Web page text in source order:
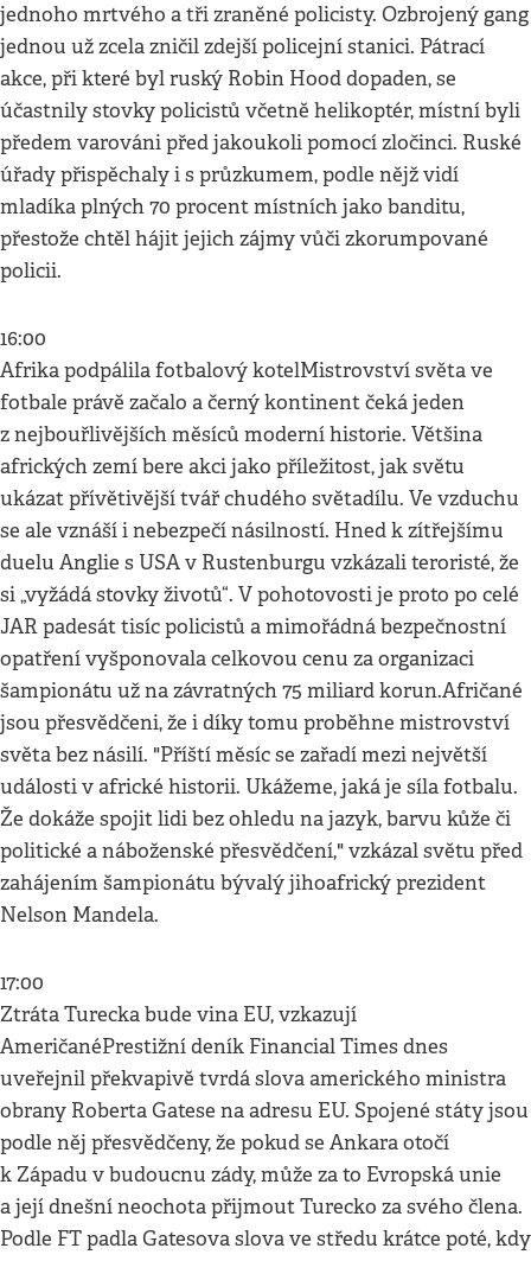
jednoho mrtvého a tři zraněné policisty. Ozbrojený gang
jednou už zcela zničil zdejší policejní stanici. Pátrací
akce, při které byl ruský Robin Hood dopaden, se
účastnily stovky policistů včetně helikoptér, místní byli
předem varováni před jakoukoli pomocí zločinci. Ruské
úřady přispěchaly i s průzkumem, podle nějž vidí
mladíka plných 70 procent místních jako banditu,
přestože chtěl hájit jejich zájmy vůči zkorumpované
policii.
16:00
Afrika podpálila fotbalový kotelMistrovství světa ve
fotbale právě začalo a černý kontinent čeká jeden
z nejbouřlivějších měsíců moderní historie. Většina
afrických zemí bere akci jako příležitost, jak světu
ukázat přívětivější tvář chudého světadílu. Ve vzduchu
se ale vznáší i nebezpečí násilností. Hned k zítřejšímu
duelu Anglie s USA v Rustenburgu vzkázali teroristé, že
si „vyžádá stovky životů“. V pohotovosti je proto po celé
JAR padesát tisíc policistů a mimořádná bezpečnostní
opatření vyšponovala celkovou cenu za organizaci
šampionátu už na závratných 75 miliard korun.Afričané
jsou přesvědčeni, že i díky tomu proběhne mistrovství
světa bez násilí. "Příští měsíc se zařadí mezi největší
události v africké historii. Ukážeme, jaká je síla fotbalu.
Že dokáže spojit lidi bez ohledu na jazyk, barvu kůže či
politické a náboženské přesvědčení," vzkázal světu před
zahájením šampionátu bývalý jihoafrický prezident
Nelson Mandela.
17:00
Ztráta Turecka bude vina EU, vzkazují
AmeričanéPrestižní deník Financial Times dnes
uveřejnil překvapivě tvrdá slova amerického ministra
obrany Roberta Gatese na adresu EU. Spojené státy jsou
podle něj přesvědčeny, že pokud se Ankara otočí
k Západu v budoucnu zády, může za to Evropská unie
a její dnešní neochota přijmout Turecko za svého člena.
Podle FT padla Gatesova slova ve středu krátce poté, kdy